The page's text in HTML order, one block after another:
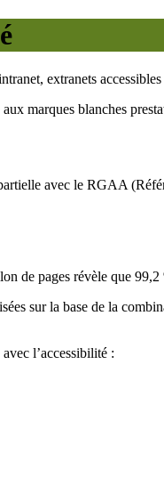
extranets
marques blanches
avec le RGAA
de pages révèle que
sur la base de la
l’accessibilité :